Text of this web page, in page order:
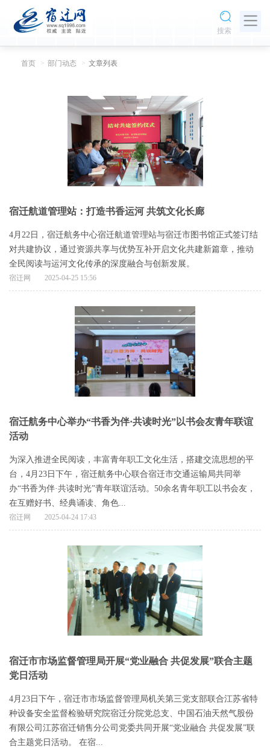
搜索
首页 部门动态 文章列表
宿迁航道管理站：打造书香运河 共筑文化长廊
4月22日，宿迁航务中心宿迁航道管理站与宿迁市图书馆正式签订结
对共建协议，通过资源共享与优势互补开启文化共建新篇章，推动
全民阅读与运河文化传承的深度融合与创新发展。
宿迁网 2025-04-25 15:56
宿迁航务中心举办“书香为伴·共读时光”以书会友青年联谊
活动
为深入推进全民阅读，丰富青年职工文化生活，搭建交流思想的平
台，4月23日下午，宿迁航务中心联合宿迁市交通运输局共同举
办“书香为伴·共读时光”青年联谊活动。50余名青年职工以书会友，
在互赠好书、经典诵读、角色...
宿迁网 2025-04-24 17:43
宿迁市市场监督管理局开展“党业融合 共促发展”联合主题
党日活动
4月23日下午，宿迁市市场监督管理局机关第三党支部联合江苏省特
种设备安全监督检验研究院宿迁分院党总支、中国石油天然气股份
有限公司江苏宿迁销售分公司党委共同开展“党业融合 共促发展”联
合主题党日活动。 在宿...